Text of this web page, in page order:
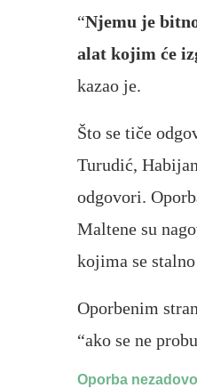
“Njemu je
alat kojim će
kazao je.
Što se tiče
Turudić,
odgovori.
Maltene su
kojima se stalno
Oporbenim
“ako se ne
Oporba